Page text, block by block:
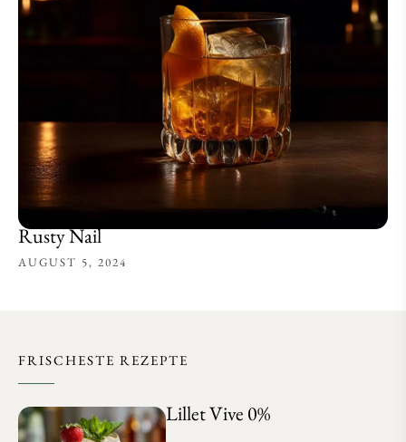
Rusty Nail
AUGUST 5, 2024
FRISCHESTE REZEPTE
Lillet Vive 0%